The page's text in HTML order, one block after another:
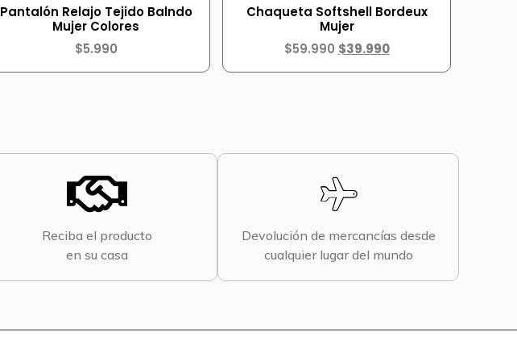
Pantalón Relajo Tejido Balndo
Mujer Colores
$5.990
Chaqueta Softshell Bordeux
Mujer
$59.990 $39.990
Reciba el producto
en su casa
Devolución de mercancías desde
cualquier lugar del mundo